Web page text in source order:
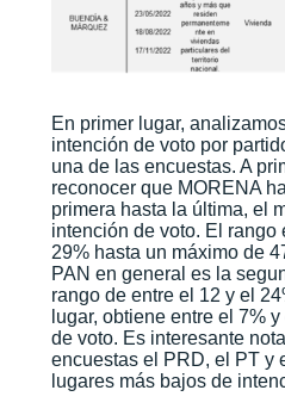
En primer lugar,
intención de voto por
una de las encuestas. A
reconocer que MORENA
primera hasta la última, el
intención de voto. El rango
29% hasta un máximo de
PAN en general es la
rango de entre el 12 y el
lugar, obtiene entre el 7%
de voto. Es interesante
encuestas el PRD, el PT y
lugares más bajos de